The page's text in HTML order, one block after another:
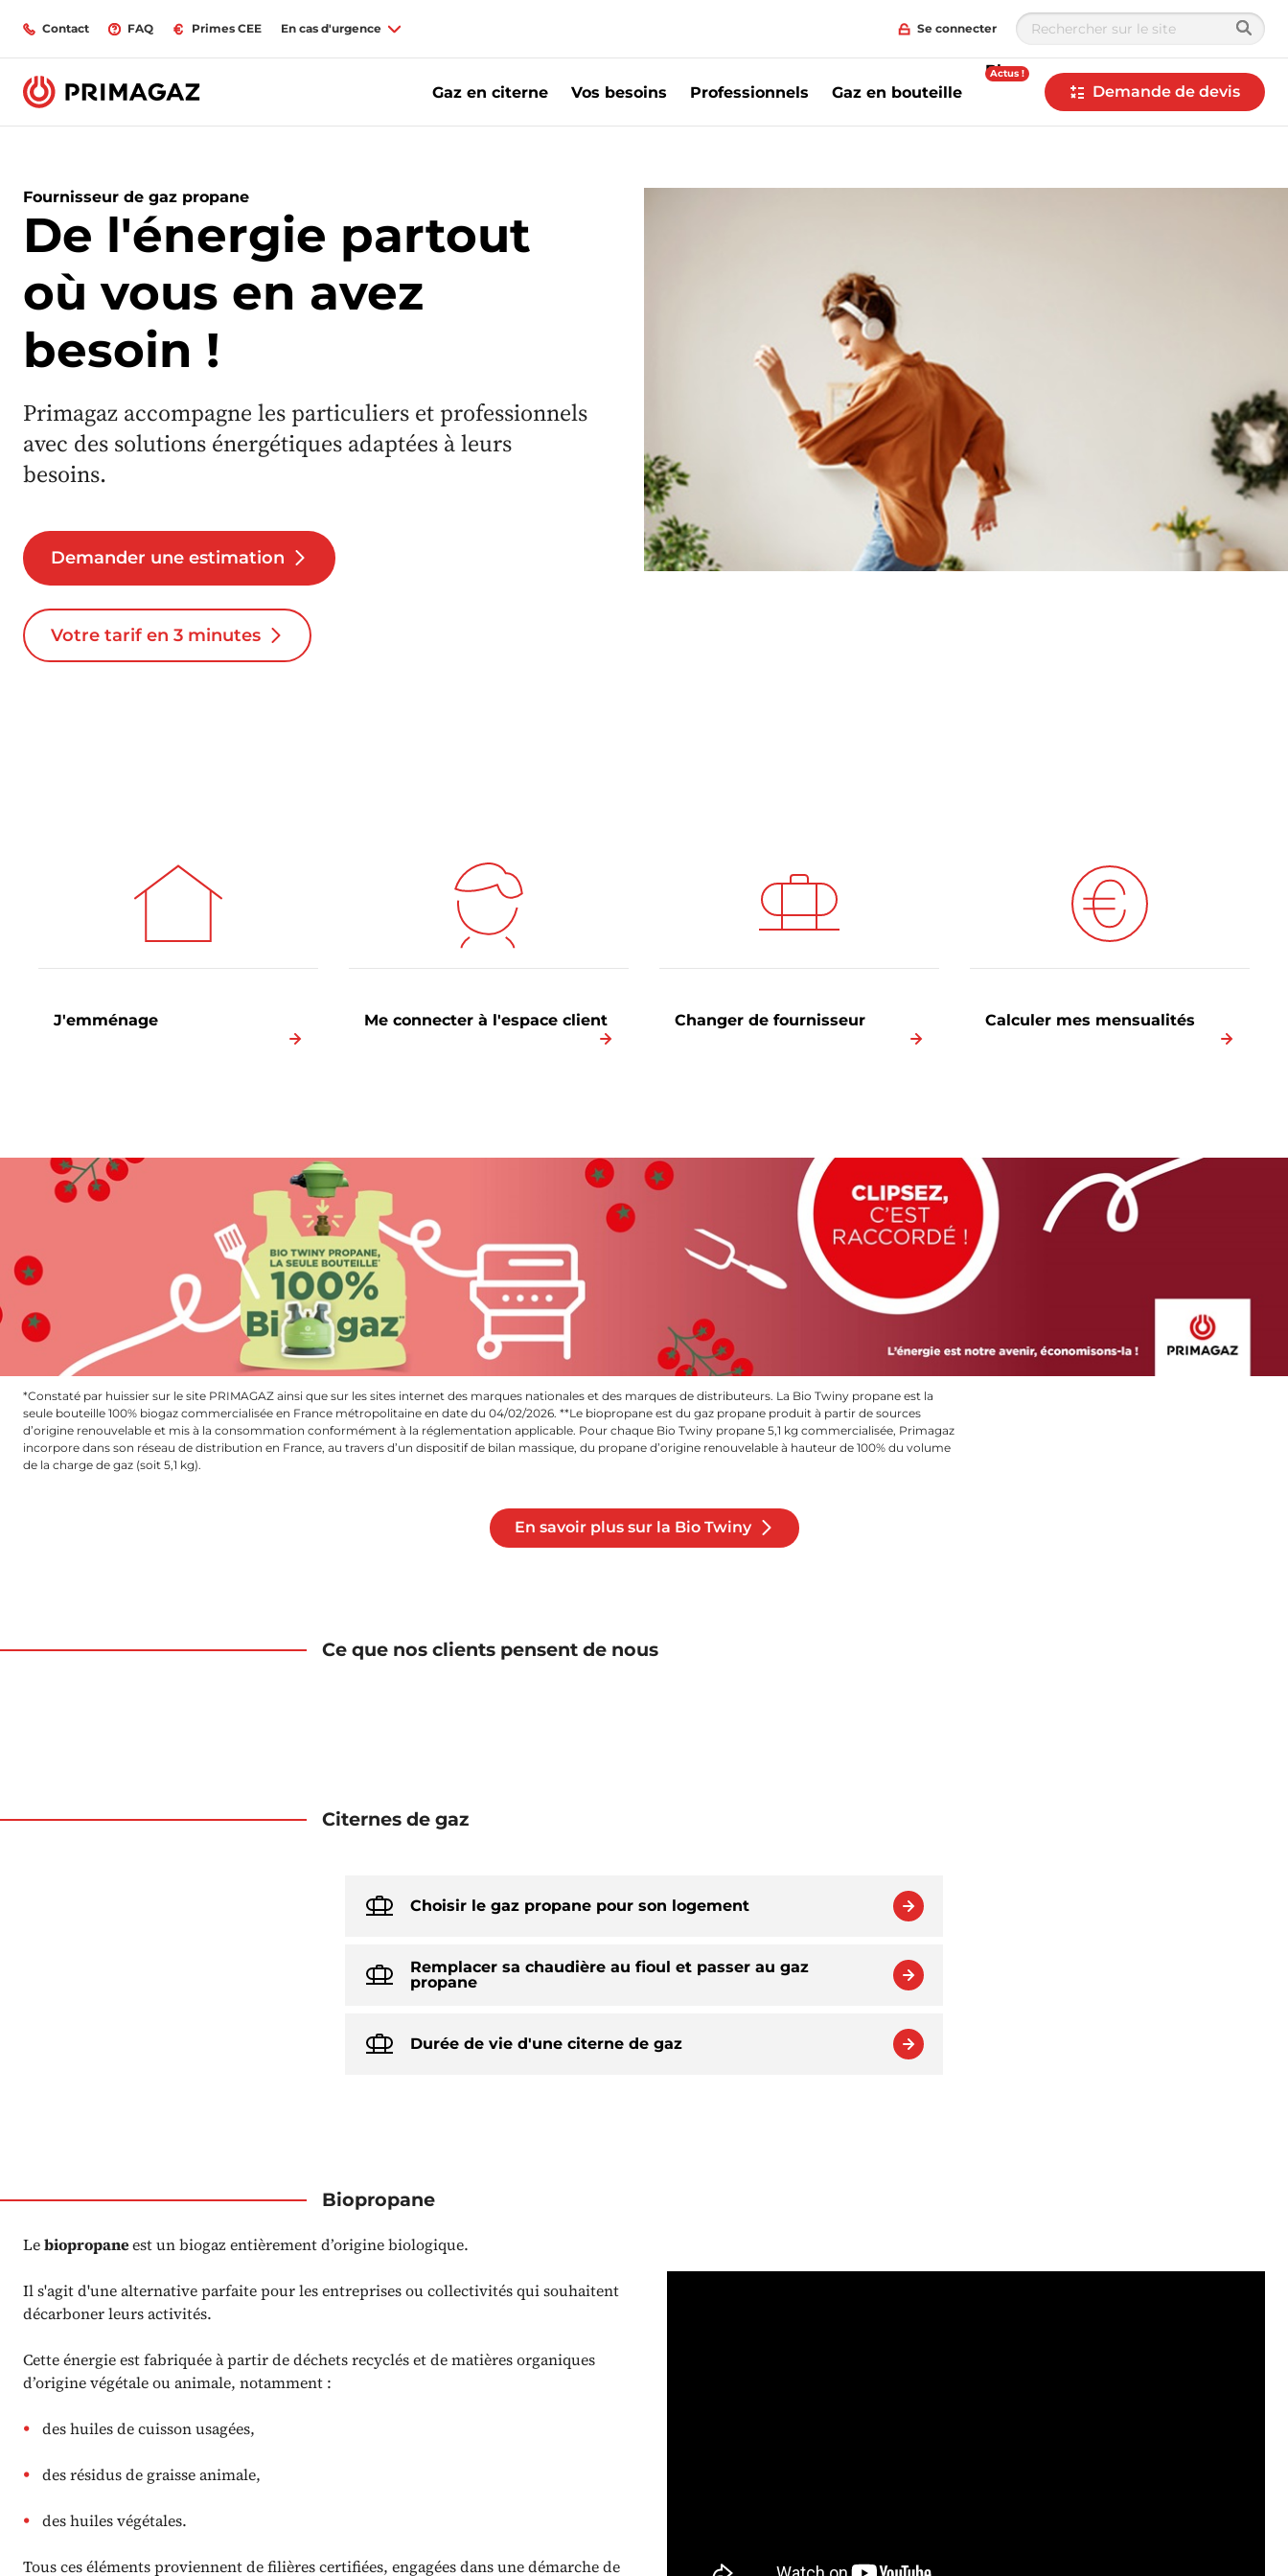
Contact FAQ Primes CEE En cas d'urgence Se connecter
Gaz en citerne Vos besoins Professionnels Gaz en bouteille
Blog
Actus !
Demande de devis
Fournisseur de gaz propane
De l'énergie partout
où vous en avez
besoin !
Primagaz accompagne les particuliers et professionnels
avec des solutions énergétiques adaptées à leurs
besoins.
Demander une estimation
Votre tarif en 3 minutes
J'emménage Me connecter à l'espace client Changer de fournisseur Calculer mes mensualités
*Constaté par huissier sur le site PRIMAGAZ ainsi que sur les sites internet des marques nationales et des marques de distributeurs. La Bio Twiny propane est la
seule bouteille 100% biogaz commercialisée en France métropolitaine en date du 04/02/2026. **Le biopropane est du gaz propane produit à partir de sources
d’origine renouvelable et mis à la consommation conformément à la réglementation applicable. Pour chaque Bio Twiny propane 5,1 kg commercialisée, Primagaz
incorpore dans son réseau de distribution en France, au travers d’un dispositif de bilan massique, du propane d’origine renouvelable à hauteur de 100% du volume
de la charge de gaz (soit 5,1 kg).
En savoir plus sur la Bio Twiny
Ce que nos clients pensent de nous
Citernes de gaz
Choisir le gaz propane pour son logement
Remplacer sa chaudière au fioul et passer au gaz
propane
Durée de vie d'une citerne de gaz
Biopropane
Lebiopropaneest un biogaz entièrement d’origine biologique.
Il s'agit d'une alternative parfaite pour les entreprises ou collectivités qui souhaitent
décarboner leurs activités.
Cette énergie est fabriquée à partir de déchets recyclés et de matières organiques
d’origine végétale ou animale, notamment :
des huiles de cuisson usagées,
des résidus de graisse animale,
des huiles végétales.
Tous ces éléments proviennent de filières certifiées, engagées dans une démarche de